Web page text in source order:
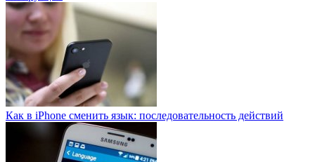
Как в iPhone сменить язык: последовательность действий